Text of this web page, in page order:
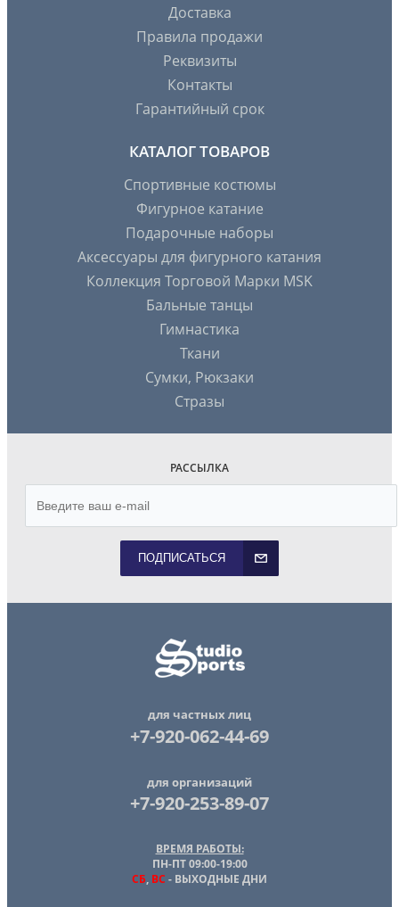
Доставка
Правила продажи
Реквизиты
Контакты
Гарантийный срок
КАТАЛОГ ТОВАРОВ
Спортивные костюмы
Фигурное катание
Подарочные наборы
Аксессуары для фигурного катания
Коллекция Торговой Марки MSK
Бальные танцы
Гимнастика
Ткани
Сумки, Рюкзаки
Стразы
РАССЫЛКА
ПОДПИСАТЬСЯ
для частных лиц
+7-920-062-44-69
для организаций
+7-920-253-89-07
ВРЕМЯ РАБОТЫ:
ПН-ПТ 09:00-19:00
СБ, ВС - ВЫХОДНЫЕ ДНИ